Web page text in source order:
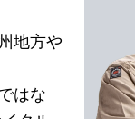
地方や
はな